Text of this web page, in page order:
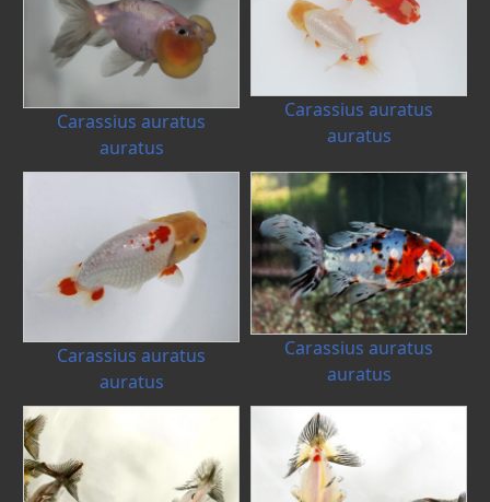
Carassius auratus
auratus
Carassius auratus
auratus
Carassius auratus
auratus
Carassius auratus
auratus